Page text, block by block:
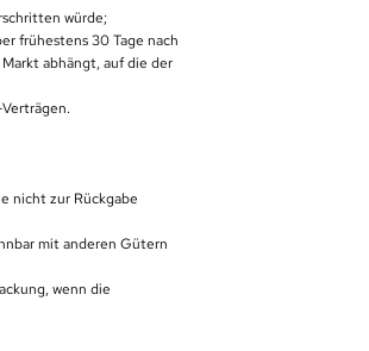
würde;
frühestens 30 Tage nach
abhängt, auf die der
nicht zur Rückgabe
mit anderen Gütern
wenn die